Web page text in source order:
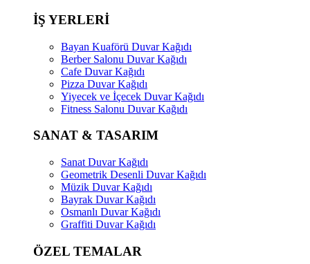
İŞ YERLERİ
Bayan Kuaförü Duvar Kağıdı
Berber Salonu Duvar Kağıdı
Cafe Duvar Kağıdı
Pizza Duvar Kağıdı
Yiyecek ve İçecek Duvar Kağıdı
Fitness Salonu Duvar Kağıdı
SANAT & TASARIM
Sanat Duvar Kağıdı
Geometrik Desenli Duvar Kağıdı
Müzik Duvar Kağıdı
Bayrak Duvar Kağıdı
Osmanlı Duvar Kağıdı
Graffiti Duvar Kağıdı
ÖZEL TEMALAR